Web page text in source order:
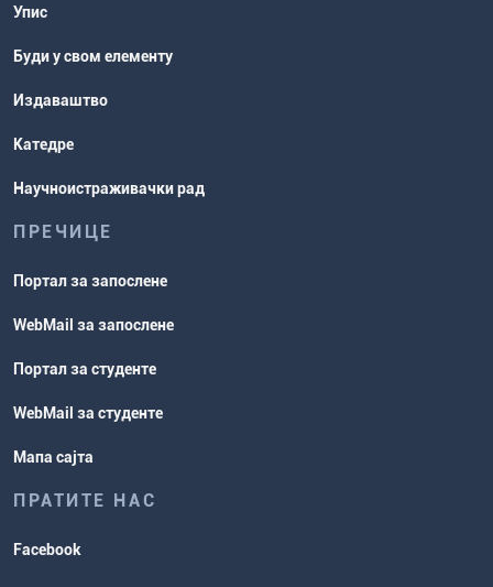
Упис
Буди у свом елементу
Издаваштво
Катедре
Научноистраживачки рад
ПРЕЧИЦЕ
Портал за запослене
WebMail за запослене
Портал за студенте
WebMail за студенте
Мапа сајта
ПРАТИТЕ НАС
Facebook